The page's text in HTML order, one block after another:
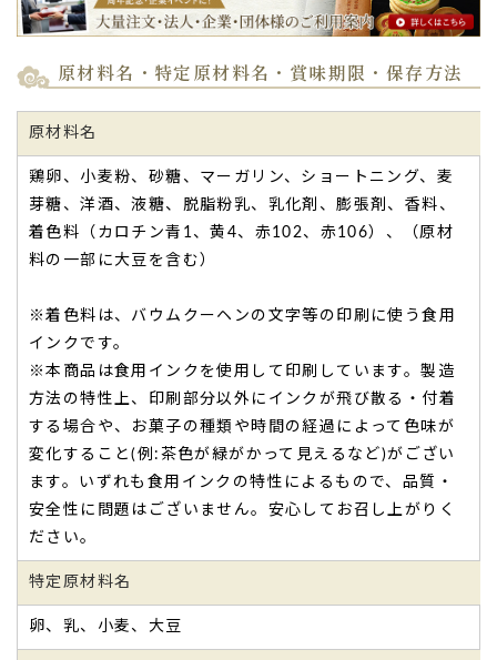
父の日に贈り、すごく喜んでくれました。
父の日に贈り、すごく喜んでくれました。パーソナライズで
きるメッセージって気持ちを伝えられて良いと思います。
（購入者様）
ご購入頂いた商品：オリジナル名入れ・メッセージ入れ小バ
味も美味しかったと先様から聞いています。
先様も大変喜んでくれました。
丁寧に問い合わせにも返信してくれて、安心して任せること
ができました。
ご購入頂いた商品：創立・設立・周年記念オリジナルメッセ
ージ入れ小バウムクーヘン（10個入り）
原材料名・特定原材料名・賞味期限・保存方法
原材料名
鶏卵、小麦粉、砂糖、マーガリン、ショートニング、麦
芽糖、洋酒、液糖、脱脂粉乳、乳化剤、膨張剤、香料、
着色料（カロチン青1、黄4、赤102、赤106）、（原材
料の一部に大豆を含む）
※着色料は、バウムクーヘンの文字等の印刷に使う食用
インクです。
※本商品は食用インクを使用して印刷しています。製造
方法の特性上、印刷部分以外にインクが飛び散る・付着
する場合や、お菓子の種類や時間の経過によって色味が
変化すること(例:茶色が緑がかって見えるなど)がござい
ます。いずれも食用インクの特性によるもので、品質・
安全性に問題はございません。安心してお召し上がりく
ださい。
特定原材料名
卵、乳、小麦、大豆
ご注文手続きに進む